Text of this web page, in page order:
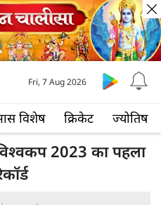
विशेष क्रिकेट ज्योतिष
Fri, 7 Aug 2026
2023 का पहला